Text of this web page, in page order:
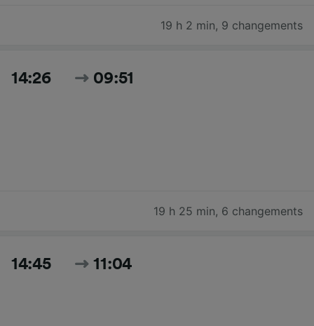
19 h 2 min, 9 changements
14:26 09:51
19 h 25 min, 6 changements
14:45 11:04